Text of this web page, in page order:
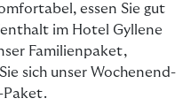
essen Sie gut
im Hotel Gyllene
Familienpaket,
sich unser Wochenend-
Paket.